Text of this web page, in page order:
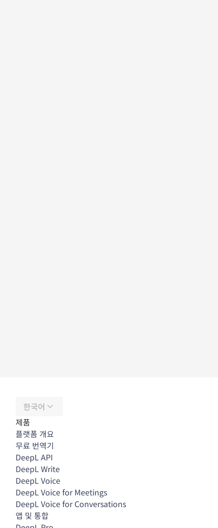
한국어
제품
플랫폼 개요
무료 번역기
DeepL API
DeepL Write
DeepL Voice
DeepL Voice for Meetings
DeepL Voice for Conversations
앱 및 통합